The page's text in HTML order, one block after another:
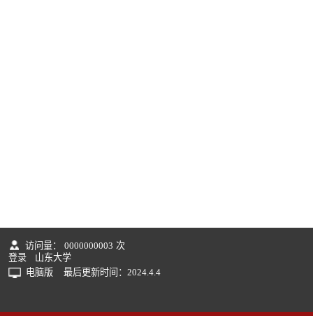
访问量： 0000000003 次
登录
山东大学
电脑版
最后更新时间： 2024.4.4